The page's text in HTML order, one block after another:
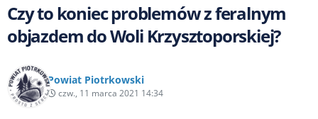
Czy to koniec problemów z feralnym
objazdem do Woli Krzysztoporskiej?
Powiat Piotrkowski
czw., 11 marca 2021 14:34